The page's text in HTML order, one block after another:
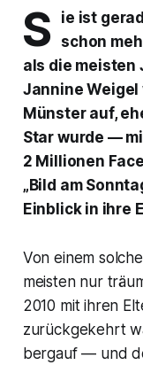
S
ie ist
schon
als die meisten
Jannine Weigel
Münster auf,
Star wurde —
2 Millionen
„Bild am
Einblick in ihre
Von einem
meisten nur
2010 mit ihren
zurückgekehrt
bergauf — und